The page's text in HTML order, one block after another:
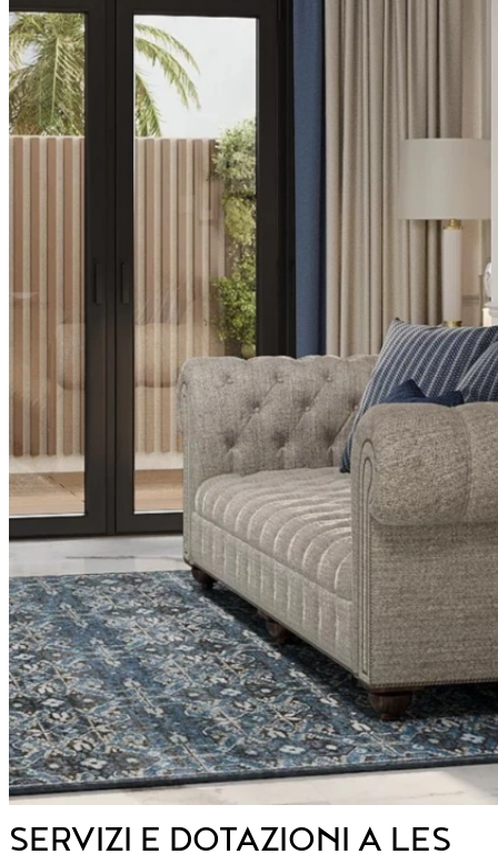
SERVIZI E DOTAZIONI A LES